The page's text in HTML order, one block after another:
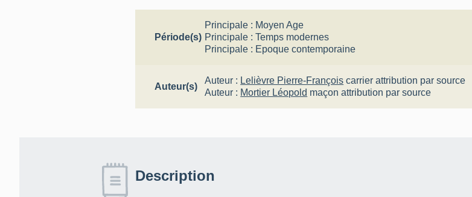
munitions sont ainsi acheminés par le train.
village connait des destructions importantes
plusieurs habitations seront reconstruites
ligne de chemin de fer sera fermée aux
Les activités industrielles du village
Évolution de la morphologie et
Période(s)
Principale : Moyen Age
Principale :Temps modernes
Principale : Epoque contemporaine
Auteur(s)
Auteur : Lelièvre Pierre-François carrier attribution par source
Auteur : Mortier Léopold maçon attribution par source
Description